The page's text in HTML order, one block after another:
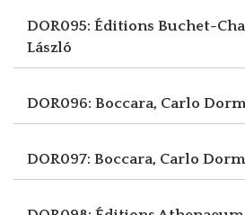
DOR095: Éditions Buchet-
László
DOR096: Boccara, Carlo
DOR097: Boccara, Carlo